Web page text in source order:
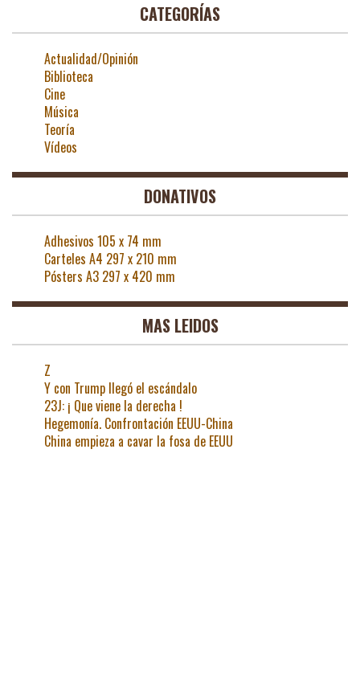
CATEGORÍAS
Actualidad/Opinión
Biblioteca
Cine
Música
Teoría
Vídeos
DONATIVOS
Adhesivos 105 x 74 mm
Carteles A4 297 x 210 mm
Pósters A3 297 x 420 mm
MAS LEIDOS
Z
Y con Trump llegó el escándalo
23J: ¡ Que viene la derecha !
Hegemonía. Confrontación EEUU-China
China empieza a cavar la fosa de EEUU